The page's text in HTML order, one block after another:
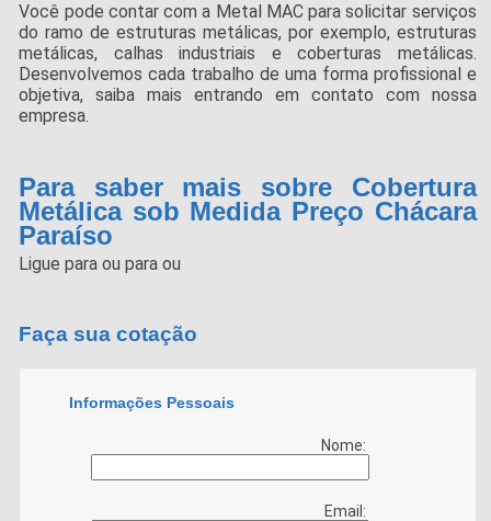
Você pode contar com a Metal MAC para solicitar serviços
do ramo de estruturas metálicas, por exemplo, estruturas
metálicas, calhas industriais e coberturas metálicas.
Desenvolvemos cada trabalho de uma forma profissional e
objetiva, saiba mais entrando em contato com nossa
empresa.
Para saber mais sobre Cobertura
Metálica sob Medida Preço Chácara
Paraíso
Ligue paraou paraou
Faça sua cotação
Informações Pessoais
Nome:
Email: